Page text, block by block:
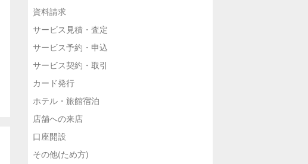
資料請求
サービス見積・査定
サービス予約・申込
サービス契約・取引
カード発行
ホテル・旅館宿泊
店舗への来店
口座開設
その他(ため方)